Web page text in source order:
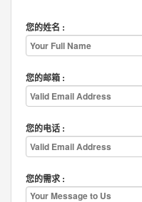
您的姓名 :
您的邮箱 :
您的电话 :
您的需求 :